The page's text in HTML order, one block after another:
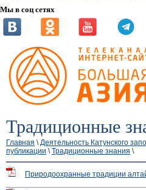
Мы в соц сетях
Традиционные
Главная \Деятельность Катунского
публикации \Традиционные знания \
Природоохранные традиции